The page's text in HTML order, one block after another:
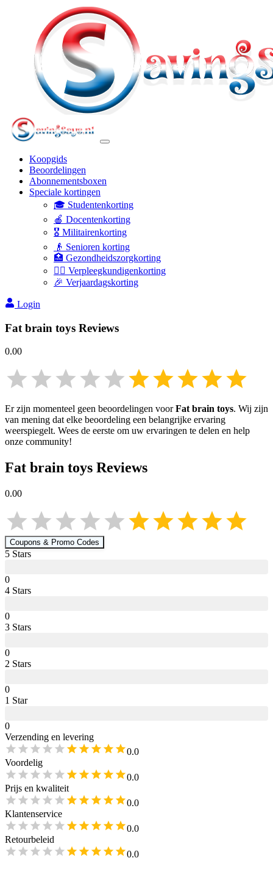
Koopgids
Beoordelingen
Abonnementsboxen
Speciale kortingen
🎓 Studentenkorting
🍎 Docentenkorting
🎖️ Militairenkorting
👴 Senioren korting
🏥 Gezondheidszorgkorting
👩‍⚕️ Verpleegkundigenkorting
🎉 Verjaardagskorting
Login
Fat brain toys Reviews
0.00
Er zijn momenteel geen beoordelingen voorFat brain toys. Wij zijn
van mening dat elke beoordeling een belangrijke ervaring
weerspiegelt. Wees de eerste om uw ervaringen te delen en help
onze community!
Fat brain toys Reviews
0.00
Coupons & Promo Codes
5 Stars
0
4 Stars
0
3 Stars
0
2 Stars
0
1 Star
0
Verzending en levering
0.0
Voordelig
0.0
Prijs en kwaliteit
0.0
Klantenservice
0.0
Retourbeleid
0.0